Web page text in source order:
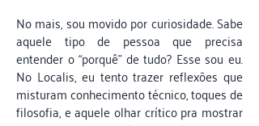
No mais, sou movido por curiosidade. Sabe
aquele tipo de pessoa que precisa
entender o “porquê” de tudo? Esse sou eu.
No Localis, eu tento trazer reflexões que
misturam conhecimento técnico, toques de
filosofia, e aquele olhar crítico pra mostrar